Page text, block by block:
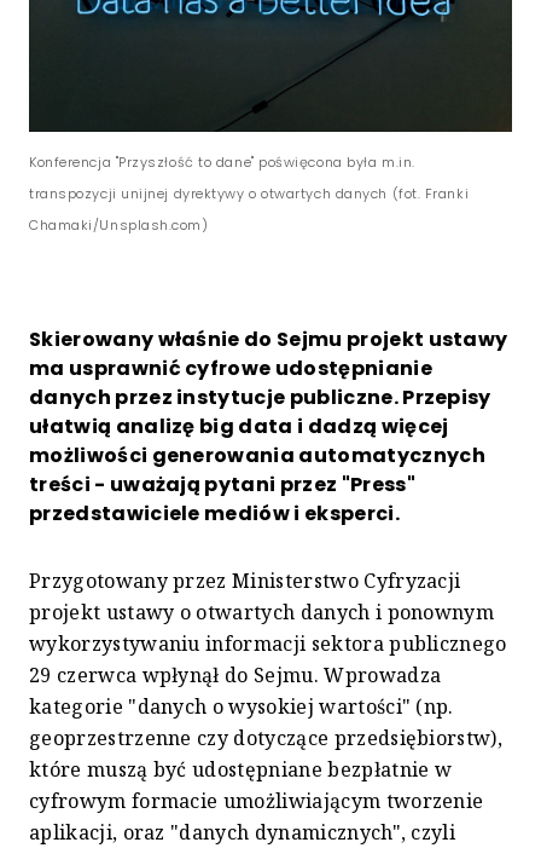
Konferencja "Przyszłość to dane" poświęcona była m.in.
transpozycji unijnej dyrektywy o otwartych danych (fot. Franki
Chamaki/Unsplash.com)
Skierowany właśnie do Sejmu projekt ustawy
ma usprawnić cyfrowe udostępnianie
danych przez instytucje publiczne. Przepisy
ułatwią analizę big data i dadzą więcej
możliwości generowania automatycznych
treści - uważają pytani przez "Press"
przedstawiciele mediów i eksperci.
Przygotowany przez Ministerstwo Cyfryzacji
projekt ustawy o otwartych danych i ponownym
wykorzystywaniu informacji sektora publicznego
29 czerwca wpłynął do Sejmu. Wprowadza
kategorie "danych o wysokiej wartości" (np.
geoprzestrzenne czy dotyczące przedsiębiorstw),
które muszą być udostępniane bezpłatnie w
cyfrowym formacie umożliwiającym tworzenie
aplikacji, oraz "danych dynamicznych", czyli